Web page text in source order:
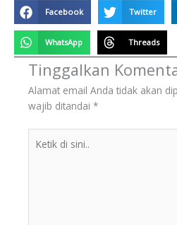
Facebook Twitter
WhatsApp Threads
Tinggalkan
Alamat email Anda tidak akan
wajib ditandai *